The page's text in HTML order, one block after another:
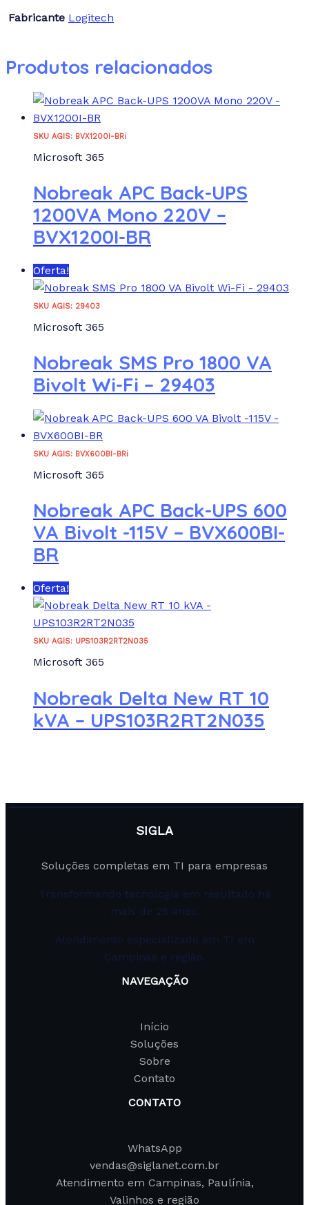
Fabricante Logitech
Produtos relacionados
SKU AGIS: BVX1200I-BRi
Microsoft 365
Nobreak APC Back-UPS
1200VA Mono 220V –
BVX1200I-BR
Oferta!
SKU AGIS: 29403
Microsoft 365
Nobreak SMS Pro 1800 VA
Bivolt Wi-Fi – 29403
SKU AGIS: BVX600BI-BRi
Microsoft 365
Nobreak APC Back-UPS 600
VA Bivolt -115V – BVX600BI-
BR
Oferta!
SKU AGIS: UPS103R2RT2N035
Microsoft 365
Nobreak Delta New RT 10
kVA – UPS103R2RT2N035
SIGLA
Soluções completas em TI para empresas
Transformando tecnologia em resultado há
mais de 25 anos.
Atendimento especializado em TI em
Campinas e região.
NAVEGAÇÃO
Início
Soluções
Sobre
Contato
CONTATO
WhatsApp
vendas@siglanet.com.br
Atendimento em Campinas, Paulínia,
Valinhos e região